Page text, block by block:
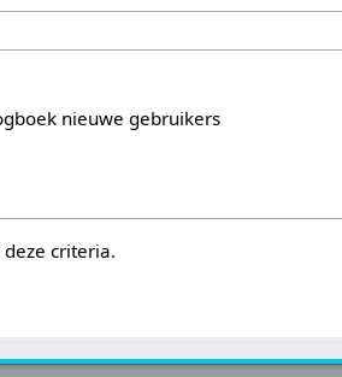
nieuwe gebruikers
criteria.